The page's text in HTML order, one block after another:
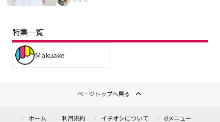
特集一覧
Makuake
ページトップへ戻る
ホーム 利用規約 イチオシについて dメニュー